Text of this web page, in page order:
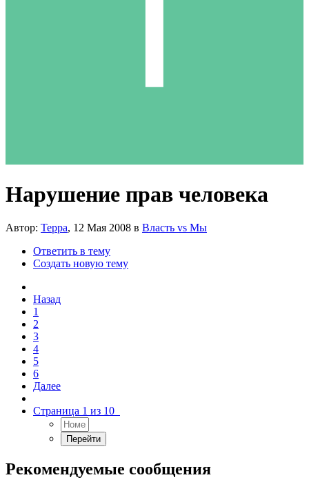
Нарушение прав человека
Автор: Терра, 12 Мая 2008 в Власть vs Мы
Ответить в тему
Создать новую тему
Назад
1
2
3
4
5
6
Далее
Страница 1 из 10
Рекомендуемые сообщения